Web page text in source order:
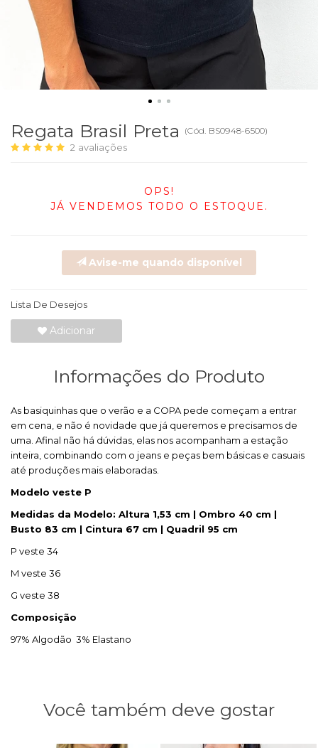
Regata Brasil Preta (Cód. BS0948-6500)
2 avaliações
OPS!
JÁ VENDEMOS TODO O ESTOQUE.
Avise-me quando disponível
Lista De Desejos
Adicionar
Informações do Produto
As basiquinhas que o verão e a COPA pede começam a entrar
em cena, e não é novidade que já queremos e precisamos de
uma. Afinal não há dúvidas, elas nos acompanham a estação
inteira, combinando com o jeans e peças bem básicas e casuais
até produções mais elaboradas.
Modelo veste P
Medidas da Modelo: Altura 1,53 cm | Ombro 40 cm |
Busto 83 cm | Cintura 67 cm | Quadril 95 cm
P veste 34
M veste 36
G veste 38
Composição
97% Algodão 3% Elastano
Você também deve gostar